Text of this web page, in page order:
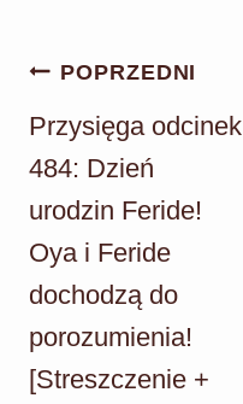
Nawigacja
wpisu
POPRZEDNI
Przysięga odcinek
484: Dzień
urodzin Feride!
Oya i Feride
dochodzą do
porozumienia!
[Streszczenie +